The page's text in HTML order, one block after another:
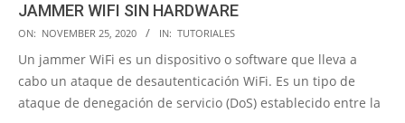
JAMMER WIFI SIN HARDWARE
2020-
11-
25
ON: NOVEMBER 25, 2020 IN: TUTORIALES
Un jammer WiFi es un dispositivo o software que lleva a
cabo un ataque de desautenticación WiFi. Es un tipo de
ataque de denegación de servicio (DoS) establecido entre la